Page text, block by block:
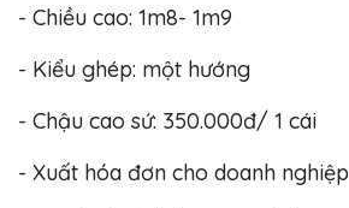
- Chiều cao: 1m8- 1m9
- Kiểu ghép: một hướng
- Chậu cao sứ: 350.000đ/ 1 cái
- Xuất hóa đơn cho doanh nghiệp